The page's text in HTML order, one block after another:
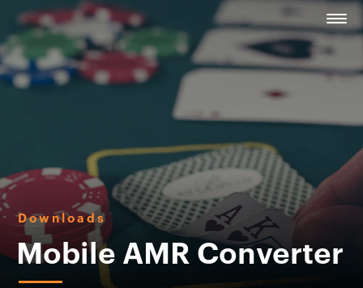
Downloads
Mobile AMR Converter